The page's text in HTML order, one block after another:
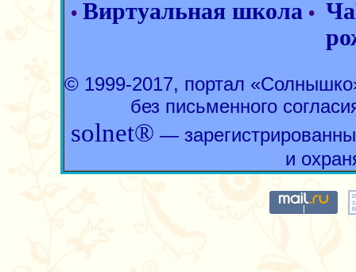
• Виртуальная школа •
© 1999-2017, портал
без письменного
solnet® —
и